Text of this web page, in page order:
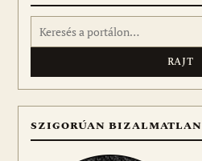
Keresés:
SZIGORÚAN BIZALMATLAN